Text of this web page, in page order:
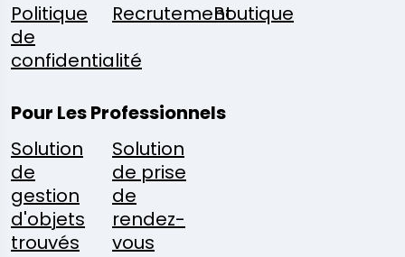
Politique
de
confidentialité
RecrutementBoutique
Pour Les Professionnels
Solution
de
gestion
d'objets
trouvés
Solution
de prise
de
rendez-
vous